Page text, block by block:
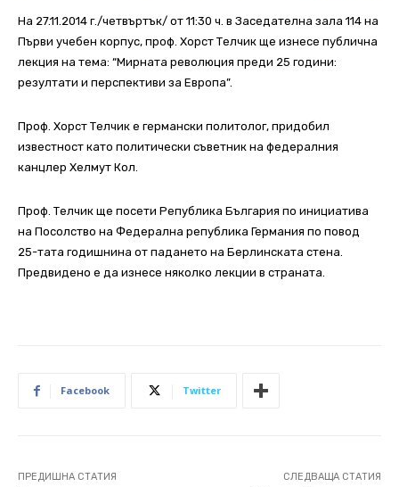
На 27.11.2014 г./четвъртък/ от 11:30 ч. в Заседателна зала 114 на
Първи учебен корпус, проф. Хорст Телчик ще изнесе публична
лекция на тема: “Мирната революция преди 25 години:
резултати и перспективи за Европа”.
Проф. Хорст Телчик е германски политолог, придобил
известност като политически съветник на федералния
канцлер Хелмут Кол.
Проф. Телчик ще посети Република България по инициатива
на Посолство на Федерална република Германия по повод
25-тата годишнина от падането на Берлинската стена.
Предвидено е да изнесе няколко лекции в страната.
Facebook Twitter
ПРЕДИШНА СТАТИЯ СЛЕДВАЩА СТАТИЯ